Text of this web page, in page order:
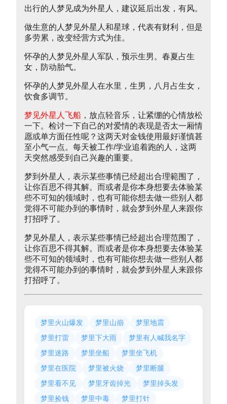
出行的人梦见成为外星人，建议延后出发，有风。
做生意的人梦见外星人和星球，代表有财利，但是
多劳累，改变经营方式为佳。
怀孕的人梦见外星人军队，预示生男。春夏占生
女，防动胎气。
怀孕的人梦见外星人在水里，生男，八月占生女，
饮食多调节。
梦见外星人飞船 ，放点轻音乐，让紧绷的心情放松
一下。检讨一下自己的对爱情的表现是否太一厢情
愿或单方面任性呢？这两天对金钱使用最好谨慎甚
至小气一点。每天被工作/学业追着跑的人，这两
天突然感受到自己兴趣的重要。
梦到外星人，表示某些事情已经超出合理範围了，
让你百思不得其解。而或者是你本身想要去体验某
些不可知的领域时，也有可能你想去做一些别人都
觉得不可能办到的事情时，就会梦到外星人来跟你
打招呼了。
梦见外星人，表示某些事情已经超出合理范围了，
让你百思不得其解。而或者是你本身想要去体验某
些不可知的领域时，也有可能你想去做一些别人都
觉得不可能办到的事情时，就会梦到外星人来跟你
打招呼了。
梦里火山爆发 梦里山崩
梦里地震
梦里打雷
梦里下大雨
梦里有人喊我名字
梦里迷路
梦里坐船
梦里坐飞机
梦里在医院
梦里被火烧
梦里断腿
梦里看不见
梦里牙齿掉光
梦里掉头发
梦里捡钱
梦里中毒 梦里打针